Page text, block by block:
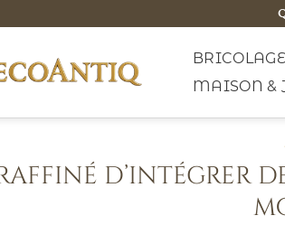
MAISON &
raffiné d’intégrer